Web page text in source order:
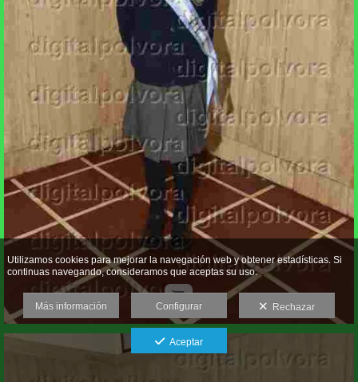
Utilizamos cookies para mejorar la navegación web y obtener estadísticas. Si
continuas navegando, consideramos que aceptas su uso.
Más información Configurar Rechazar
Aceptar